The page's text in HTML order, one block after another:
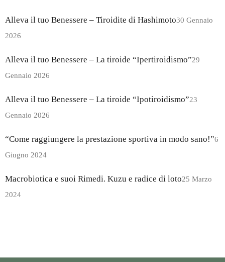
Alleva il tuo Benessere – Tiroidite di Hashimoto30 Gennaio
2026
Alleva il tuo Benessere – La tiroide “Ipertiroidismo”29
Gennaio 2026
Alleva il tuo Benessere – La tiroide “Ipotiroidismo”23
Gennaio 2026
“Come raggiungere la prestazione sportiva in modo sano!”6
Giugno 2024
Macrobiotica e suoi Rimedi. Kuzu e radice di loto25 Marzo
2024